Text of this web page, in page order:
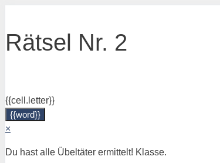
springen
Rätsel Nr. 2
{{cell.letter}}
{{word}}
×
Du hast alle Übeltäter ermittelt! Klasse.